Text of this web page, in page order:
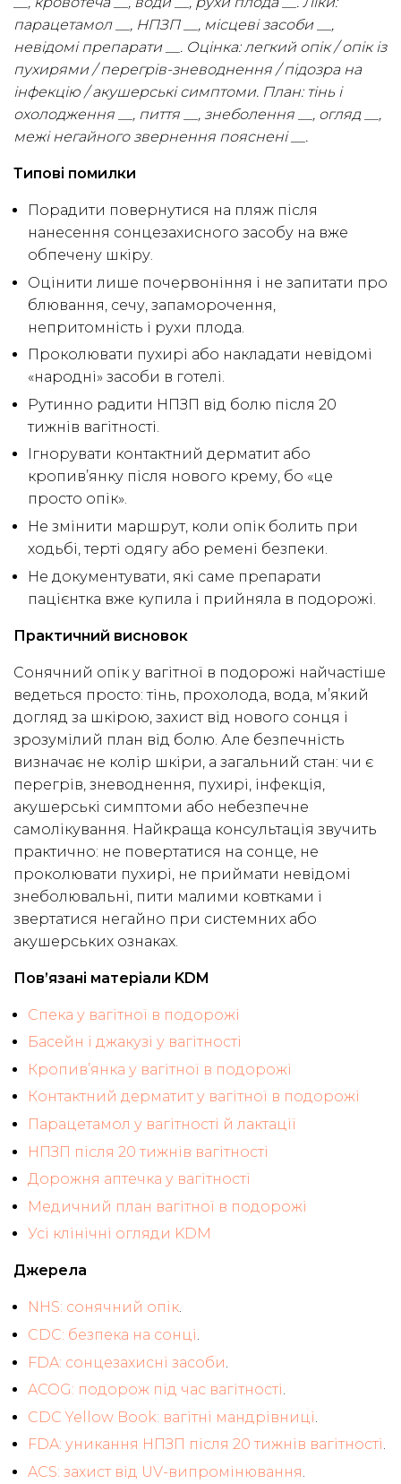
парацетамол __, НПЗП __, місцеві засоби __,
невідомі препарати __. Оцінка: легкий опік / опік із
пухирями / перегрів-зневоднення / підозра на
інфекцію / акушерські симптоми. План: тінь і
охолодження __, пиття __, знеболення __, огляд __,
межі негайного звернення пояснені __.
Типові помилки
Порадити повернутися на пляж після
нанесення сонцезахисного засобу на вже
обпечену шкіру.
Оцінити лише почервоніння і не запитати про
блювання, сечу, запаморочення,
непритомність і рухи плода.
Проколювати пухирі або накладати невідомі
«народні» засоби в готелі.
Рутинно радити НПЗП від болю після 20
тижнів вагітності.
Ігнорувати контактний дерматит або
кропив’янку після нового крему, бо «це
просто опік».
Не змінити маршрут, коли опік болить при
ходьбі, терті одягу або ремені безпеки.
Не документувати, які саме препарати
пацієнтка вже купила і прийняла в подорожі.
Практичний висновок
Сонячний опік у вагітної в подорожі найчастіше
ведеться просто: тінь, прохолода, вода, м’який
догляд за шкірою, захист від нового сонця і
зрозумілий план від болю. Але безпечність
визначає не колір шкіри, а загальний стан: чи є
перегрів, зневоднення, пухирі, інфекція,
акушерські симптоми або небезпечне
самолікування. Найкраща консультація звучить
практично: не повертатися на сонце, не
проколювати пухирі, не приймати невідомі
знеболювальні, пити малими ковтками і
звертатися негайно при системних або
акушерських ознаках.
Пов’язані матеріали KDM
Спека у вагітної в подорожі
Басейн і джакузі у вагітності
Кропив’янка у вагітної в подорожі
Контактний дерматит у вагітної в подорожі
Парацетамол у вагітності й лактації
НПЗП після 20 тижнів вагітності
Дорожня аптечка у вагітності
Медичний план вагітної в подорожі
Усі клінічні огляди KDM
Джерела
NHS: сонячний опік.
CDC: безпека на сонці.
FDA: сонцезахисні засоби
ACOG: подорож під час вагітності.
CDC Yellow Book: вагітні мандрівниці
FDA: уникання НПЗП після 20 тижнів вагітності.
ACS: захист від UV-випромінювання.